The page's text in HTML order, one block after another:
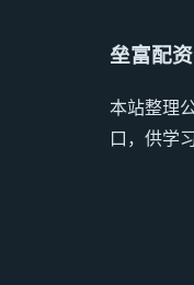
垒富配资
本站整理
口，供学